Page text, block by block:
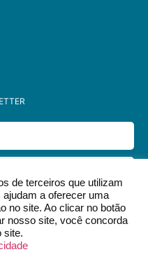
de terceiros que utilizam
a oferecer uma
no site. Ao clicar no botão
nosso site, você concorda
site.